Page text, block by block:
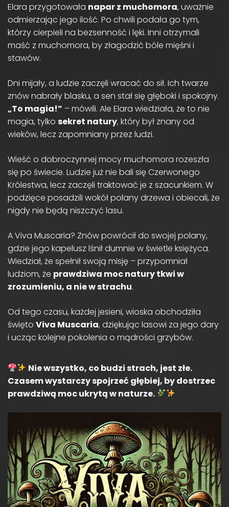
Elara przygotowała napar z muchomora, uważnie
odmierzając jego ilość. Po chwili podała go tym,
którzy cierpieli na bezsenność i lęki. Inni otrzymali
maść z muchomora, by złagodzić bóle mięśni i
stawów.
Dni mijały, a ludzie zaczęli wracać do sił. Ich twarze
znów nabrały blasku, a sen stał się głęboki i spokojny.
„To magia!” – mówili. Ale Elara wiedziała, że to nie
magia, tylko sekret natury, który był znany od
wieków, lecz zapomniany przez ludzi.
Wieść o dobroczynnej mocy muchomora rozeszła
się po świecie. Ludzie już nie bali się Czerwonego
Królestwa, lecz zaczęli traktować je z szacunkiem. W
podzięce posadzili wokół polany drzewa i obiecali, że
nigdy nie będą niszczyć lasu.
A Viva Muscaria? Znów powrócił do swojej polany,
gdzie jego kapelusz lśnił dumnie w świetle księżyca.
Wiedział, że spełnił swoją misję – przypomniał
ludziom, że prawdziwa moc natury tkwi w
zrozumieniu, a nie w strachu.
Od tego czasu, każdej jesieni, wioska obchodziła
święto Viva Muscaria, dziękując lasowi za jego dary
i ucząc kolejne pokolenia o mądrości grzybów.
Nie wszystko, co budzi strach, jest złe.
Czasem wystarczy spojrzeć głębiej, by dostrzec
prawdziwą moc ukrytą w naturze.